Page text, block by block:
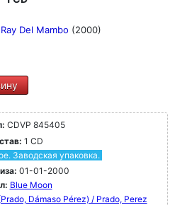
Del Mambo (2000)
CDVP 845405
1 CD
Заводская упаковка.
01-01-2000
Blue Moon
Dámaso Pérez) / Prado, Perez